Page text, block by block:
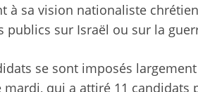
à sa vision nationaliste
publics sur Israël ou sur la
se sont imposés
qui a attiré 11 candidats